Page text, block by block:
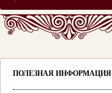
ПОЛЕЗНАЯ ИНФОРМАЦИЯ